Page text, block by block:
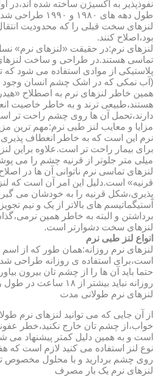
طول دهه های ۱۹۸۰
لنزهای سخت قبلی را که محدودیت
بود،اصلاح کنند.
لنزهای نرم:در حقیقت «لنزهای نرم»
تماسی هستند.در طراحی و ساخت
پلاستیکی از موادی استفاده می شود
(آب نمکی که در اشک چشم انسان وجود
همین خاطر لنزهای نرم به اصطلاح
هستند،طبیعی ترند و به خاطر خاصیت
دارند،تحمل آن ها روی چشم راحت تر
مزایا و معایب لنز طبی نرم:مهم ترین
نرم این است که به خاطر انعطاف پذیری
برای بیمار راحت تر است.علاوه براین
میلی متر جلوتر از قرنیه چشم را می
لنزهای تماسی نرم ناتوانی آن ها در
قرنیه» است.دلیل این امر آن است که
پذیری،شکل قرنیه را به خودشان می
آستیگماتیسم های بالاتر از یک و نیم
برداشتن و البته به خاطر همین
لنزهای سخت دشوارتر است.
انواع لنز طبی نرم
لنزهای نرم روزانه:همان طور که از
است،برای استفاده ی روزانه طراحی
حتما باید آن ها را از چشم تان بیرون
روزانه نباید بیشتر از ۱۸ ساعت در طول روز استفاده کنید.
لنزهای نرم طولانی مدت
از آن جایی که می توانید لنزهای نرم
خواب،از چشم تان خارج نکنید،خطر
است و به همین دلیل کمتر پیشنهاد می
نوع لنز استفاده می کنید لازم است که
روی چشم بردارید و با محلول مخصوص
لنزهای نرم یک بار مصرف